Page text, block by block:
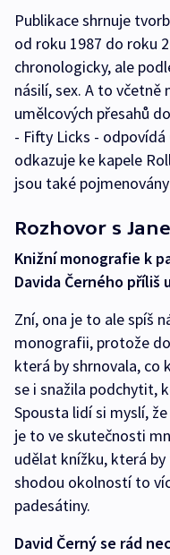
Publikace shrnuje
od roku 1987 do roku
chronologicky, ale
násilí, sex. A to včetně
umělcových přesahů
- Fifty Licks -
odkazuje ke kapele
jsou také
Rozhovor s
Knižní monografie k
Davida Černého příliš
Zní, ona je to ale spíš
monografii, protože
která by shrnovala, co
se i snažila podchytit,
Spousta lidí si myslí,
je to ve skutečnosti
udělat knížku, která
shodou okolností to
padesátiny.
David Černý se rád